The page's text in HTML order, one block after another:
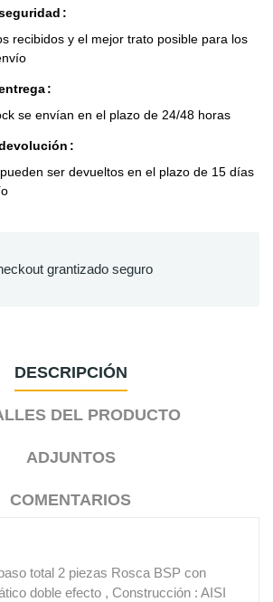
recibidos y el mejor trato posible para los
se envían en el plazo de 24/48 horas
ser devueltos en el plazo de 15 días
grantizado seguro
DESCRIPCIÓN
DEL PRODUCTO
ADJUNTOS
COMENTARIOS
total 2 piezas Rosca BSP con
doble efecto , Construcción : AISI